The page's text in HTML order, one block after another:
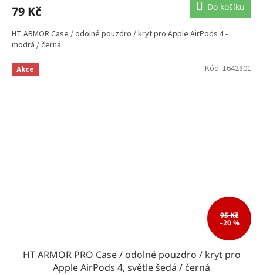
79 Kč Do košíku
HT ARMOR Case / odolné pouzdro / kryt pro Apple AirPods 4 -
modrá / černá.
Akce
95 Kč
–20 %
HT ARMOR PRO Case / odolné pouzdro / kryt pro
Apple AirPods 4, světle šedá / černá
Kód: 1642801